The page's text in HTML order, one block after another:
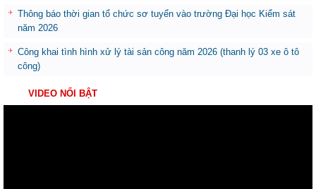
Thông báo thời gian tổ chức sơ tuyển vào trường Đại học Kiểm sát
năm 2026
Công khai tình hình xử lý tài sản công năm 2026 (thanh lý 03 xe ô tô
công)
VIDEO NỔI BẬT